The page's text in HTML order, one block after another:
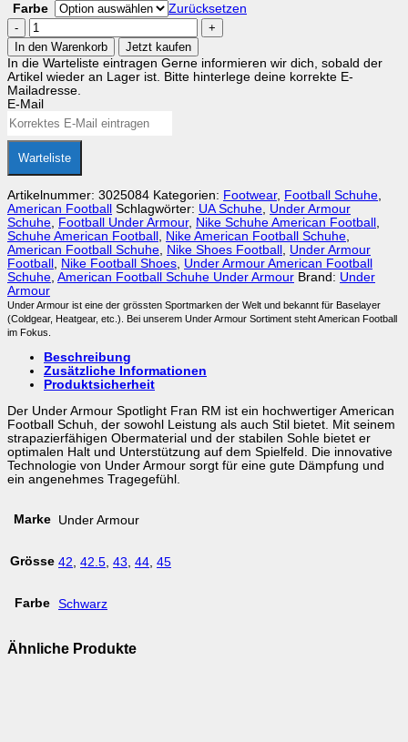
Farbe
Zurücksetzen
American
Football
Schuh
Under
Armour
Spotlight
Fran
RM
Menge
In den Warenkorb
Jetzt kaufen
In die Warteliste eintragen Gerne informieren wir dich, sobald der
Artikel wieder an Lager ist. Bitte hinterlege deine korrekte E-
Mailadresse.
E-Mail
Warteliste
Artikelnummer: 3025084 Kategorien: Footwear, Football Schuhe
American Football Schlagwörter: UA Schuhe Under Armour
Schuhe Football Under Armour, Nike Schuhe American Football
Schuhe American Football Nike American Football Schuhe
American Football Schuhe Nike Shoes Football Under Armour
Football Nike Football Shoes Under Armour American Football
Schuhe American Football Schuhe Under Armour Brand: Under
Armour
Under Armour ist eine der grössten Sportmarken der Welt und bekannt für Baselayer
(Coldgear, Heatgear, etc.). Bei unserem Under Armour Sortiment steht American Football
im Fokus.
Beschreibung
Zusätzliche Informationen
Produktsicherheit
Der Under Armour Spotlight Fran RM ist ein hochwertiger American
Football Schuh, der sowohl Leistung als auch Stil bietet. Mit seinem
strapazierfähigen Obermaterial und der stabilen Sohle bietet er
optimalen Halt und Unterstützung auf dem Spielfeld. Die innovative
Technologie von Under Armour sorgt für eine gute Dämpfung und
ein angenehmes Tragegefühl.
Marke Under Armour
Grösse 42 42.5 43 44 45
Farbe Schwarz
Ähnliche Produkte